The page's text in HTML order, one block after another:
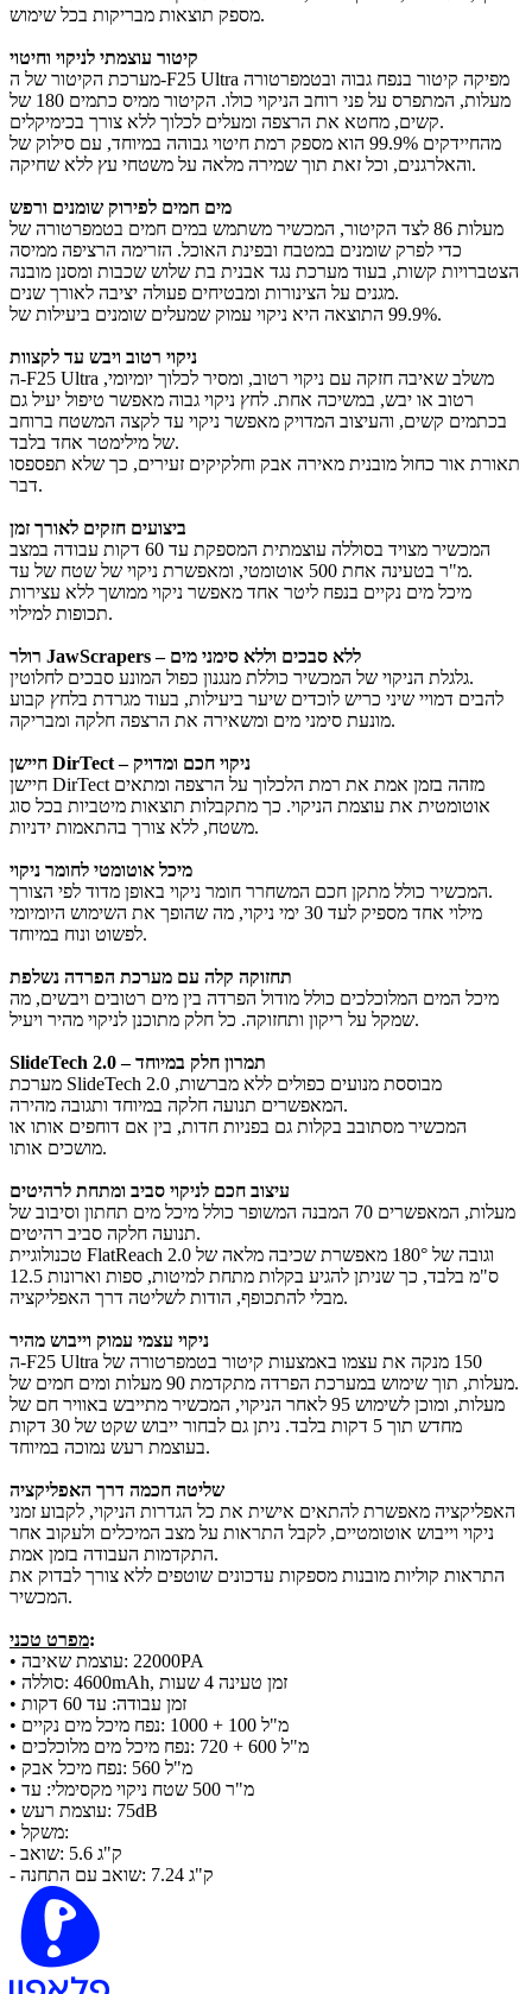
מספק תוצאות מבריקות בכל שימוש.
קיטור עוצמתי לניקוי וחיטוי
מערכת הקיטור של ה‑F25 Ultra מפיקה קיטור בנפח גבוה ובטמפרטורה
של ‎180‎ מעלות, המתפרס על פני רוחב הניקוי כולו. הקיטור ממיס כתמים
קשים, מחטא את הרצפה ומעלים לכלוך ללא צורך בכימיקלים.
הוא מספק רמת חיטוי גבוהה במיוחד, עם סילוק של ‎99.9%‎ מהחיידקים
והאלרגנים, וכל זאת תוך שמירה מלאה על משטחי עץ ללא שחיקה.
מים חמים לפירוק שומנים ורפש
לצד הקיטור, המכשיר משתמש במים חמים בטמפרטורה של ‎86‎ מעלות
כדי לפרק שומנים במטבח ובפינת האוכל. הזרימה הרציפה ממיסה
הצטברויות קשות, בעוד מערכת נגד אבנית בת שלוש שכבות ומסנן מובנה
מגנים על הצינורות ומבטיחים פעולה יציבה לאורך שנים.
התוצאה היא ניקוי עמוק שמעלים שומנים ביעילות של ‎99.9%‎.
ניקוי רטוב ויבש עד לקצוות
ה‑F25 Ultra משלב שאיבה חזקה עם ניקוי רטוב, ומסיר לכלוך יומיומי,
רטוב או יבש, במשיכה אחת. לחץ ניקוי גבוה מאפשר טיפול יעיל גם
בכתמים קשים, והעיצוב המדויק מאפשר ניקוי עד לקצה המשטח ברוחב
של מילימטר אחד בלבד.
תאורת אור כחול מובנית מאירה אבק וחלקיקים זעירים, כך שלא תפספסו
דבר.
ביצועים חזקים לאורך זמן
המכשיר מצויד בסוללה עוצמתית המספקת עד 60 דקות עבודה במצב
אוטומטי, ומאפשרת ניקוי של שטח של עד ‎500‎ מ"ר בטעינה אחת.
מיכל מים נקיים בנפח ליטר אחד מאפשר ניקוי ממושך ללא עצירות
תכופות למילוי.
רולר JawScrapers – ללא סבכים וללא סימני מים
גלגלת הניקוי של המכשיר כוללת מנגנון כפול המונע סבכים לחלוטין.
להבים דמויי שיני כריש לוכדים שיער ביעילות, בעוד מגרדת בלחץ קבוע
מונעת סימני מים ומשאירה את הרצפה חלקה ומבריקה.
חיישן DirTect – ניקוי חכם ומדויק
חיישן DirTect מזהה בזמן אמת את רמת הלכלוך על הרצפה ומתאים
אוטומטית את עוצמת הניקוי. כך מתקבלות תוצאות מיטביות בכל סוג
משטח, ללא צורך בהתאמות ידניות.
מיכל אוטומטי לחומר ניקוי
המכשיר כולל מתקן חכם המשחרר חומר ניקוי באופן מדוד לפי הצורך.
מילוי אחד מספיק לעד 30 ימי ניקוי, מה שהופך את השימוש היומיומי
לפשוט ונוח במיוחד.
תחזוקה קלה עם מערכת הפרדה נשלפת
מיכל המים המלוכלכים כולל מודול הפרדה בין מים רטובים ויבשים, מה
שמקל על ריקון ותחזוקה. כל חלק מתוכנן לניקוי מהיר ויעיל.
SlideTech 2.0 – תמרון חלק במיוחד
מערכת SlideTech 2.0 מבוססת מנועים כפולים ללא מברשות,
המאפשרים תנועה חלקה במיוחד ותגובה מהירה.
המכשיר מסתובב בקלות גם בפניות חדות, בין אם דוחפים אותו או
מושכים אותו.
עיצוב חכם לניקוי סביב ומתחת לרהיטים
המבנה המשופר כולל מיכל מים תחתון וסיבוב של ‎70‎ מעלות, המאפשרים
תנועה חלקה סביב רהיטים.
טכנולוגיית FlatReach 2.0 מאפשרת שכיבה מלאה של ‎180°‎ וגובה של
‎12.5‎ ס"מ בלבד, כך שניתן להגיע בקלות מתחת למיטות, ספות וארונות
מבלי להתכופף, הודות לשליטה דרך האפליקציה.
ניקוי עצמי עמוק וייבוש מהיר
ה‑F25 Ultra מנקה את עצמו באמצעות קיטור בטמפרטורה של ‎150‎
מעלות ומים חמים של ‎90‎ מעלות, תוך שימוש במערכת הפרדה מתקדמת.
לאחר הניקוי, המכשיר מתייבש באוויר חם של ‎95‎ מעלות, ומוכן לשימוש
מחדש תוך 5 דקות בלבד. ניתן גם לבחור ייבוש שקט של 30 דקות
בעוצמת רעש נמוכה במיוחד.
שליטה חכמה דרך האפליקציה
האפליקציה מאפשרת להתאים אישית את כל הגדרות הניקוי, לקבוע זמני
ניקוי וייבוש אוטומטיים, לקבל התראות על מצב המיכלים ולעקוב אחר
התקדמות העבודה בזמן אמת.
התראות קוליות מובנות מספקות עדכונים שוטפים ללא צורך לבדוק את
המכשיר.
מפרט טכני:
​• עוצמת שאיבה: ‎22000‎PA
​• סוללה: ‎4600mAh‎, זמן טעינה 4 שעות
​• זמן עבודה: עד 60 דקות
​• נפח מיכל מים נקיים: ‎1000 + 100‎ מ"ל
​• נפח מיכל מים מלוכלכים: ‎720 + 600‎ מ"ל
​• נפח מיכל אבק: ‎560‎ מ"ל
​• שטח ניקוי מקסימלי: עד ‎500‎ מ"ר
​• עוצמת רעש: ‎75‎dB
​• משקל:
​- שואב: ‎5.6‎ ק"ג
- שואב עם התחנה: ‎7.24‎ ק"ג